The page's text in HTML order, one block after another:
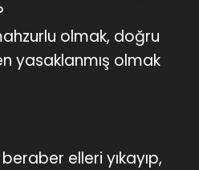
olmak, doğru
yasaklanmış olmak
elleri yıkayıp,